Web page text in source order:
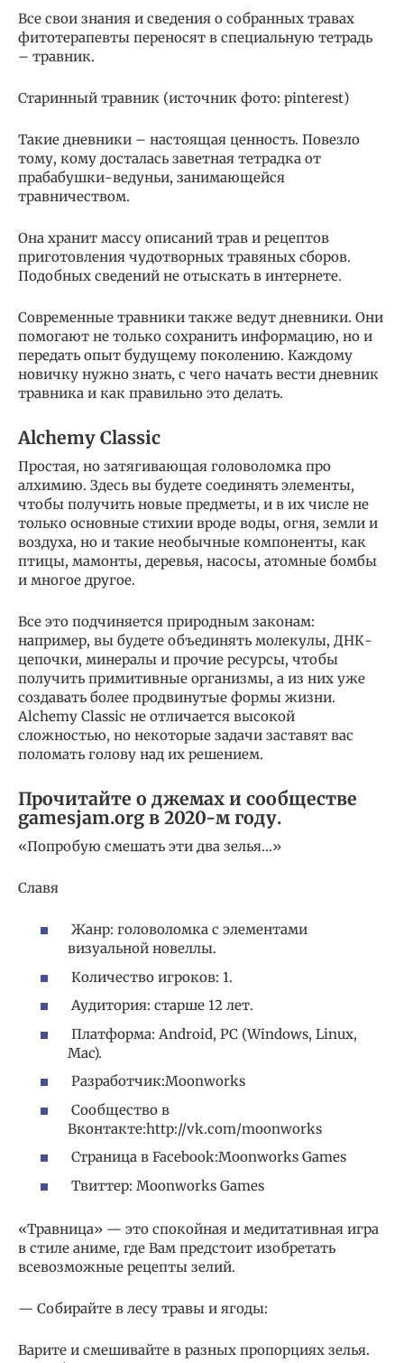
Все свои знания и сведения о собранных травах
фитотерапевты переносят в специальную тетрадь
– травник.
Старинный травник (источник фото: pinterest)
Такие дневники – настоящая ценность. Повезло
тому, кому досталась заветная тетрадка от
прабабушки-ведуньи, занимающейся
травничеством.
Она хранит массу описаний трав и рецептов
приготовления чудотворных травяных сборов.
Подобных сведений не отыскать в интернете.
Современные травники также ведут дневники. Они
помогают не только сохранить информацию, но и
передать опыт будущему поколению. Каждому
новичку нужно знать, с чего начать вести дневник
травника и как правильно это делать.
Alchemy Classic
Простая, но затягивающая головоломка про
алхимию. Здесь вы будете соединять элементы,
чтобы получить новые предметы, и в их числе не
только основные стихии вроде воды, огня, земли и
воздуха, но и такие необычные компоненты, как
птицы, мамонты, деревья, насосы, атомные бомбы
и многое другое.
Все это подчиняется природным законам:
например, вы будете объединять молекулы, ДНК-
цепочки, минералы и прочие ресурсы, чтобы
получить примитивные организмы, а из них уже
создавать более продвинутые формы жизни.
Alchemy Classic не отличается высокой
сложностью, но некоторые задачи заставят вас
поломать голову над их решением.
Прочитайте о джемах и сообществе
gamesjam.org в 2020-м году.
«Попробую смешать эти два зелья…»
Славя
Жанр: головоломка с элементами
визуальной новеллы.
Количество игроков: 1.
Аудитория: старше 12 лет.
Платформа: Android, PC (Windows, Linux,
Mac).
Разработчик:Moonworks
Сообщество в
Вконтакте:http://vk.com/moonworks
Страница в Facebook:Moonworks Games
Твиттер: Moonworks Games
«Травница» — это спокойная и медитативная игра
в стиле аниме, где Вам предстоит изобретать
всевозможные рецепты зелий.
— Собирайте в лесу травы и ягоды:
Варите и смешивайте в разных пропорциях зелья.